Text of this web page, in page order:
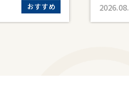
おすすめ